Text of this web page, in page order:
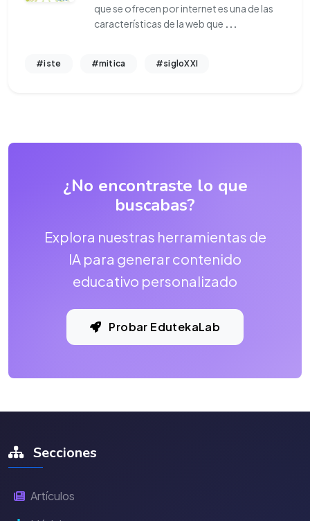
que se ofrecen por internet es una de las
características de la web que ...
#iste #mitica #sigloXXI
¿No encontraste lo que
buscabas?
Explora nuestras herramientas de
IA para generar contenido
educativo personalizado
Probar EdutekaLab
Secciones
Artículos